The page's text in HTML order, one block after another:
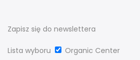
Zapisz się do newslettera
Lista wyboru Organic Center